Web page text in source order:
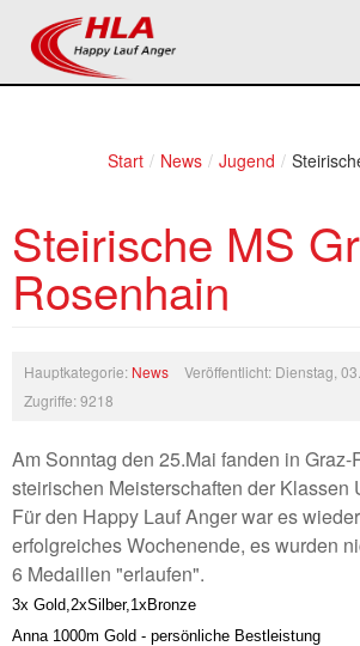
Start / News / Jugend /
Steirische MS
Rosenhain
Hauptkategorie: News
Veröffentlicht: Dienstag,
Zugriffe: 9218
Am Sonntag den 25.Mai fanden in
steirischen Meisterschaften der Klassen
Für den Happy Lauf Anger war es
erfolgreiches Wochenende, es wurden
6 Medaillen "erlaufen".
3x Gold,2xSilber,1xBronze
Anna 1000m Gold - persönliche Bestleistung
Kontakt
Mitglied werden
Bezirkslaufcup
Volkslauf
Bilder
Termine